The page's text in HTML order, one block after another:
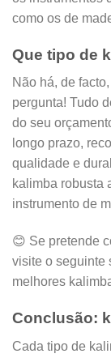
como os de
Que tipo de
Não há, de
pergunta! Tudo
do seu
longo prazo,
qualidade e
kalimba robusta
instrumento de
😊 Se pretende
visite o seguinte
melhores
Conclusão:
Cada tipo de